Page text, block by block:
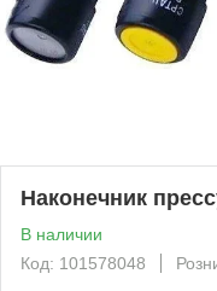
Наконечник
В наличии
Код: 101578048